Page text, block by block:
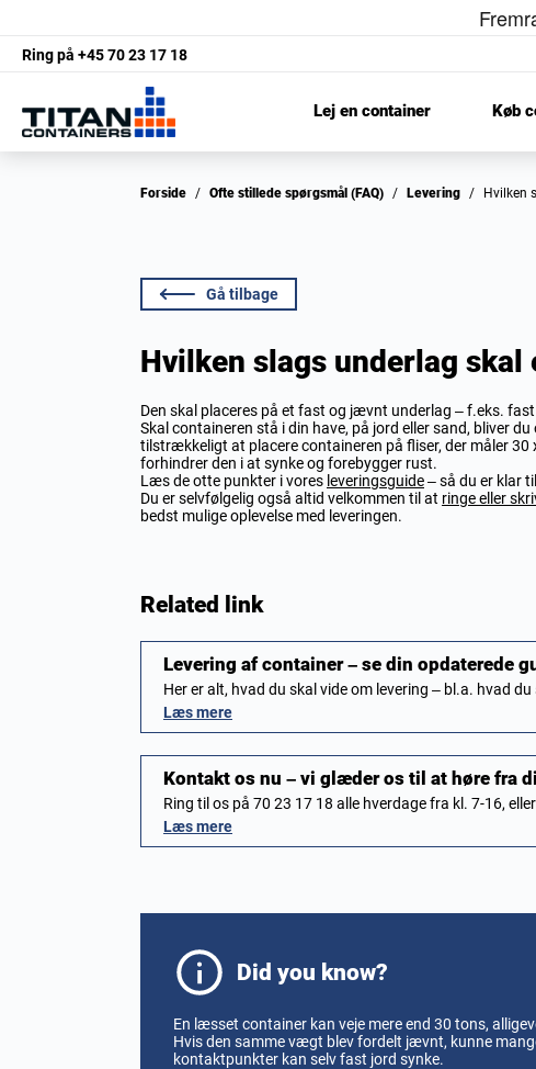
Ring på +45 70 23 17 18
Lej en container Køb
Forside / Ofte stillede spørgsmål (FAQ) / Levering /
Gå tilbage
Hvilken slags underlag
Den skal placeres på et fast og jævnt underlag – f.eks.
Skal containeren stå i din have, på jord eller sand, bliver
tilstrækkeligt at placere containeren på fliser, der måler
forhindrer den i at synke og forebygger rust.
Læs de otte punkter i vores leveringsguide– så du er klar
Du er selvfølgelig også altid velkommen til at ringe eller
bedst mulige oplevelse med leveringen.
Related link
Levering af container – se din opdaterede
Her er alt, hvad du skal vide om levering – bl.a. hvad du
Læs mere
Kontakt os nu – vi glæder os til at høre fra
Ring til os på 70 23 17 18 alle hverdage fra kl. 7-16,
Læs mere
Did you know?
En læsset container kan veje mere end 30 tons,
Hvis den samme vægt blev fordelt jævnt, kunne
kontaktpunkter kan selv fast jord synke.